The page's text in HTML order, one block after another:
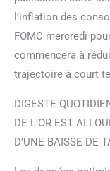
l’inflation des
FOMC mercredi
commencera à
trajectoire à court
DIGESTE
DE L’OR EST
D’UNE BAISSE DE